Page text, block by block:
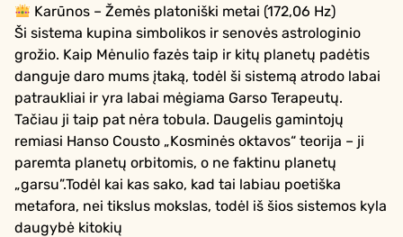
Karūnos – Žemės platoniški metai (172,06 Hz)
Ši sistema kupina simbolikos ir senovės astrologinio
grožio. Kaip Mėnulio fazės taip ir kitų planetų padėtis
danguje daro mums įtaką, todėl ši sistemą atrodo labai
patraukliai ir yra labai mėgiama Garso Terapeutų.
Tačiau ji taip pat nėra tobula. Daugelis gamintojų
remiasi Hanso Cousto „Kosminės oktavos“ teorija – ji
paremta planetų orbitomis, o ne faktinu planetų
„garsu”.Todėl kai kas sako, kad tai labiau poetiška
metafora, nei tikslus mokslas, todėl iš šios sistemos kyla
daugybė kitokių